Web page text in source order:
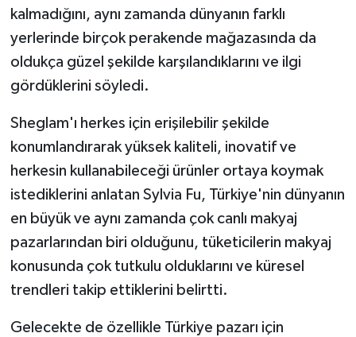
kalmadığını, aynı zamanda dünyanın farklı
yerlerinde birçok perakende mağazasında da
oldukça güzel şekilde karşılandıklarını ve ilgi
gördüklerini söyledi.
Sheglam'ı herkes için erişilebilir şekilde
konumlandırarak yüksek kaliteli, inovatif ve
herkesin kullanabileceği ürünler ortaya koymak
istediklerini anlatan Sylvia Fu, Türkiye'nin dünyanın
en büyük ve aynı zamanda çok canlı makyaj
pazarlarından biri olduğunu, tüketicilerin makyaj
konusunda çok tutkulu olduklarını ve küresel
trendleri takip ettiklerini belirtti.
Gelecekte de özellikle Türkiye pazarı için